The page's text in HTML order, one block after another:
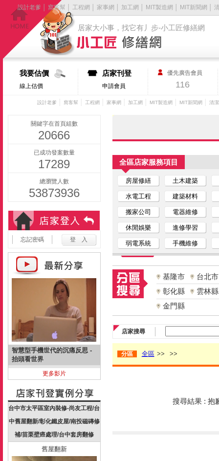
居家大小事，找它有丿步-小工匠修繕網
設計老爹 窩客幫 工程網 家事網 加工網 MIT製造網 MIT新聞網
我要估價
線上估價
店家刊登
申請會員
優先廣告會員
116
設計老爹 窩客幫 工程網 家事網 加工網 MIT製造網 MIT新聞網 清
關鍵字在首頁組數
20666
已成功發案數量
17289
總瀏覽人數
53873936
忘記密碼
智慧型手機世代的沉痛反思 -
抬頭看世界
更多影片
台中市太平區室內裝修-尚友工程/台
中舊屋翻新/彰化鐵皮屋/南投磁磚修
補/苗栗壁癌處理/台中套房翻修
舊屋翻新
全區店家服務項目
房屋修繕 土木建築
水電工程 建築材料
搬家公司 電器維修
休閒娛樂 進修學習
弱電系統 手機維修
基隆市
台北市
彰化縣
雲林縣
金門縣
店家搜尋
分區 全區 >> >>
搜尋結果 : 抱